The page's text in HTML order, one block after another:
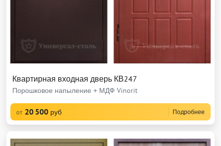
Квартирная входная дверь КВ247
Порошковое напыление + МДФ Vinorit
от 20 500 руб Подробнее